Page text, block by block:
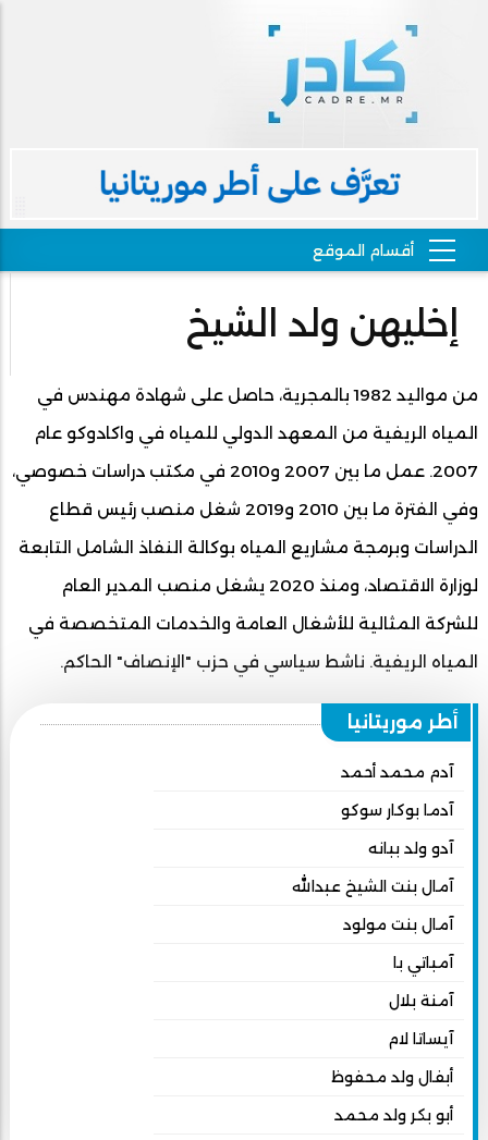
إخليهن ولد الشيخ
من مواليد 1982 بالمجرية، حاصل على شهادة مهندس في
المياه الريفية من المعهد الدولي للمياه في واكادوكو عام
2007. عمل ما بين 2007 و2010 في مكتب دراسات خصوصي،
وفي الفترة ما بين 2010 و2019 شغل منصب رئيس قطاع
الدراسات وبرمجة مشاريع المياه بوكالة النفاذ الشامل التابعة
لوزارة الاقتصاد، ومنذ 2020 يشغل منصب المدير العام
للشركة المثالية للأشغال العامة والخدمات المتخصصة في
المياه الريفية. ناشط سياسي في حزب "الإنصاف" الحاكم.
أطر موريتانيا
آدم محمد أحمد
آدما بوكار سوكو
آدو ولد ببانه
آمال بنت الشيخ عبدالله
آمال بنت مولود
آمباتي با
آمنة بلال
آيساتا لام
أبفال ولد محفوظ
أبو بكر ولد محمد